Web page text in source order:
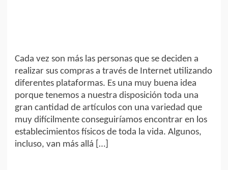
Cada vez son más las personas que se deciden a
realizar sus compras a través de Internet utilizando
diferentes plataformas. Es una muy buena idea
porque tenemos a nuestra disposición toda una
gran cantidad de artículos con una variedad que
muy difícilmente conseguiríamos encontrar en los
establecimientos físicos de toda la vida. Algunos,
incluso, van más allá […]